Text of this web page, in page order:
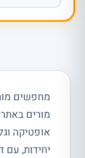
מחפשים
מורים
יחידות, עם